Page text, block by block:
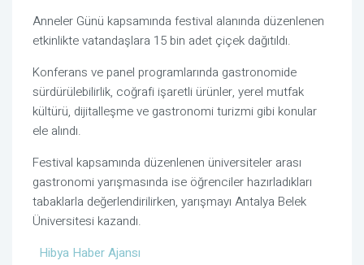
Anneler Günü kapsamında festival alanında düzenlenen
etkinlikte vatandaşlara 15 bin adet çiçek dağıtıldı.
Konferans ve panel programlarında gastronomide
sürdürülebilirlik, coğrafi işaretli ürünler, yerel mutfak
kültürü, dijitalleşme ve gastronomi turizmi gibi konular
ele alındı.
Festival kapsamında düzenlenen üniversiteler arası
gastronomi yarışmasında ise öğrenciler hazırladıkları
tabaklarla değerlendirilirken, yarışmayı Antalya Belek
Üniversitesi kazandı.
Hibya Haber Ajansı